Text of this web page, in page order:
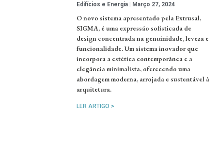
Edifícios e Energia Março 27, 2024
O novo sistema apresentado pela Extrusal,
SIGMA, é uma expressão sofisticada de
design concentrada na genuinidade, leveza e
funcionalidade. Um sistema inovador que
incorpora a estética contemporânea e a
elegância minimalista, oferecendo uma
abordagem moderna, arrojada e sustentável à
arquitetura.
LER ARTIGO >